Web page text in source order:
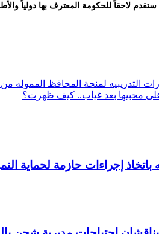
لاحقاً للحكومة المعترف بها دولياً
التدريبيه لمنحة المحافظ المموله
على محبيها بعد غياب.. كيف ظهرت؟
باتخاذ إجراءات حازمة لحماية